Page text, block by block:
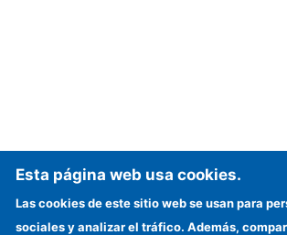
Esta página web usa cookies.
Las cookies de este sitio web se usan para
sociales y analizar el tráfico. Además,